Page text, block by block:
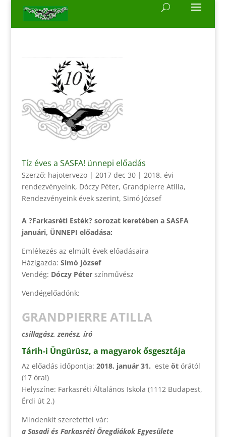
Tíz éves a SASFA! ünnepi előadás
Szerző: hajotervezo| 2017 dec 30| 2018. évi
rendezvényeink, Dóczy Péter, Grandpierre Atilla,
Rendezvényeink évek szerint, Simó József
A ?Farkasréti Esték? sorozat keretében a SASFA
januári, ÜNNEPI előadása:
Emlékezés az elmúlt évek előadásaira
Házigazda: Simó József
Vendég: Dóczy Péterszínművész
Vendégelőadónk:
GRANDPIERRE ATILLA
csillagász, zenész, író
Tárih-i Üngürüsz, a magyarok ősgesztája
Az előadás időpontja: 2018. január 31. este öt órától
(17 óra!)
Helyszíne: Farkasréti Általános Iskola (1112 Budapest,
Érdi út 2.)
Mindenkit szeretettel vár:
a Sasadi és Farkasréti Öregdiákok Egyesülete